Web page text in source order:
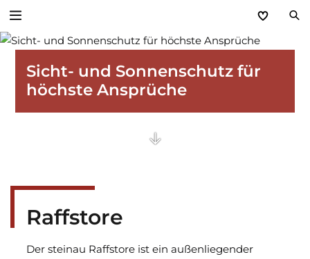
Sonnen- und Insektenschutz
Raffstore
Rollläden
Sicht- und Sonnenschutz für
höchste Ansprüche
Raffstore
Der steinau Raffstore ist ein außenliegender